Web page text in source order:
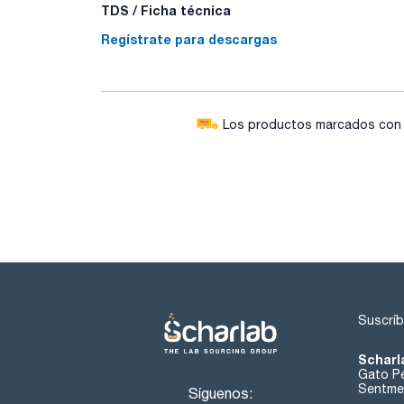
TDS / Ficha técnica
Regístrate para descargas
Los productos marcados con
Síguenos:
Gato